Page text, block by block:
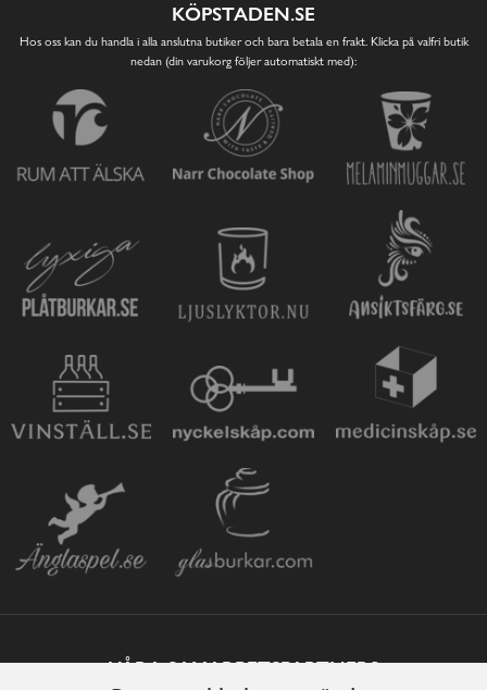
KÖPSTADEN.SE
Hos oss kan du handla i alla anslutna butiker och bara betala en frakt. Klicka på valfri butik
nedan (din varukorg följer automatiskt med):
VÅRA SAMARBETSPARTNERS